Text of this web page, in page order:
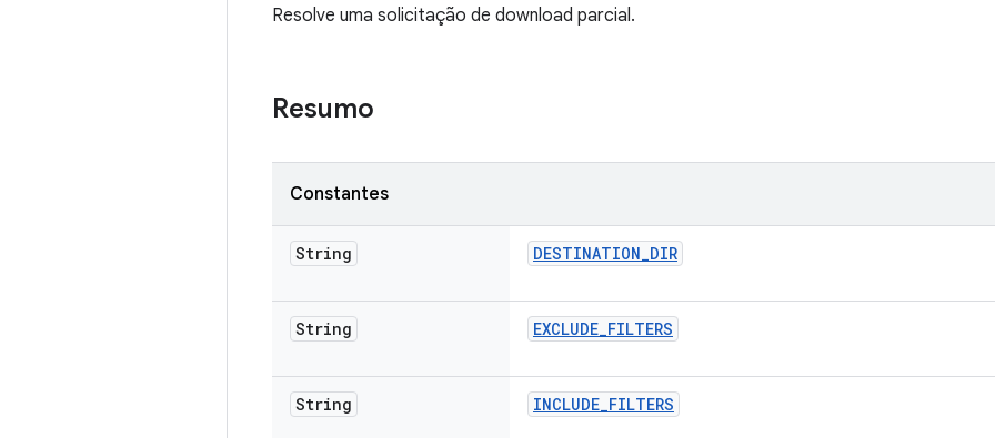
Resolve uma solicitação de download parcial.
Resumo
Constantes
String DESTINATION_DIR
String EXCLUDE_FILTERS
String INCLUDE_FILTERS